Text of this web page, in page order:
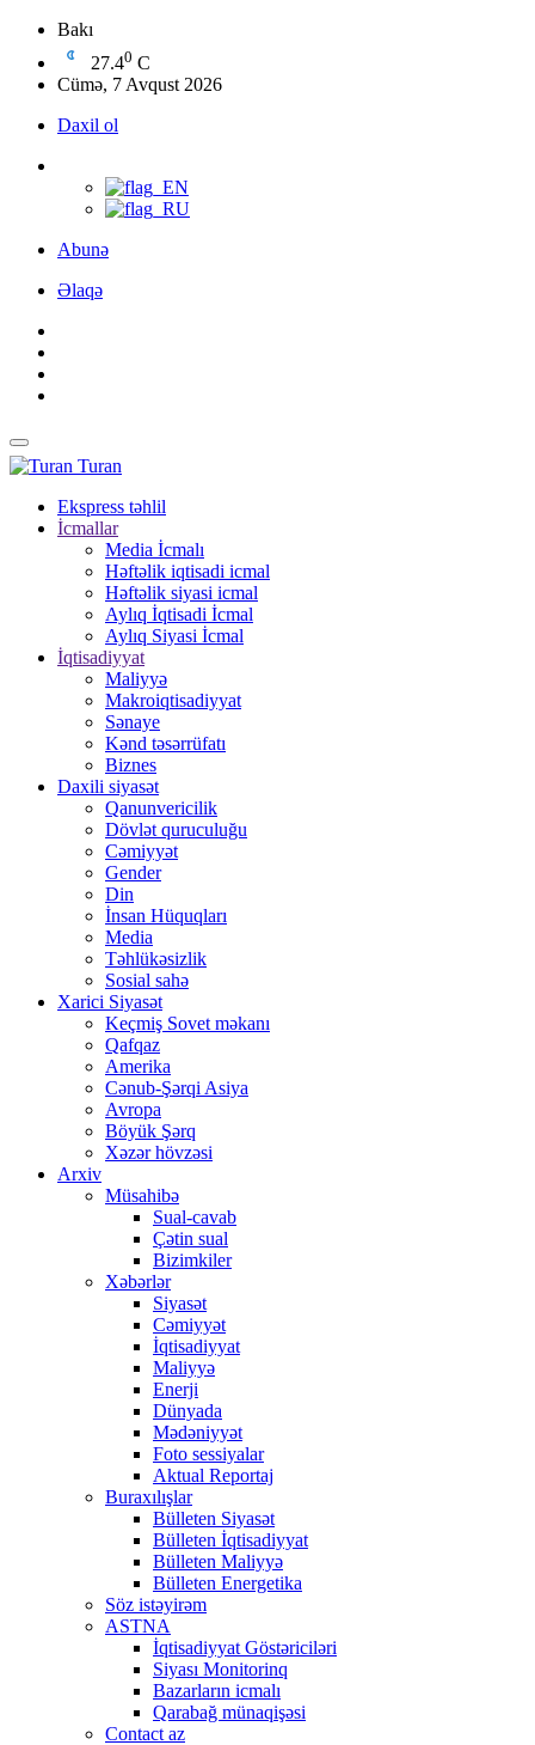
Bakı
27.40 C
Cümə, 7 Avqust 2026
Daxil ol
Abunə
Əlaqə
Turan
Ekspress təhlil
İcmallar
Media İcmalı
Həftəlik iqtisadi icmal
Həftəlik siyasi icmal
Aylıq İqtisadi İcmal
Aylıq Siyasi İcmal
İqtisadiyyat
Maliyyə
Makroiqtisadiyyat
Sənaye
Kənd təsərrüfatı
Biznes
Daxili siyasət
Qanunvericilik
Dövlət quruculuğu
Cəmiyyət
Gender
Din
İnsan Hüquqları
Media
Təhlükəsizlik
Sosial sahə
Xarici Siyasət
Keçmiş Sovet məkanı
Qafqaz
Amerika
Cənub-Şərqi Asiya
Avropa
Böyük Şərq
Xəzər hövzəsi
Arxiv
Müsahibə
Sual-cavab
Çətin sual
Bizimkiler
Xəbərlər
Siyasət
Cəmiyyət
İqtisadiyyat
Maliyyə
Enerji
Dünyada
Mədəniyyət
Foto sessiyalar
Aktual Reportaj
Buraxılışlar
Bülleten Siyasət
Bülleten İqtisadiyyat
Bülleten Maliyyə
Bülleten Energetika
Söz istəyirəm
ASTNA
İqtisadiyyat Göstəriciləri
Siyası Monitorinq
Bazarların icmalı
Qarabağ münaqişəsi
Contact az